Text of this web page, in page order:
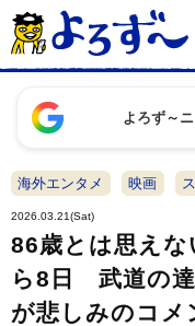
よろず～
海外エンタメ 映画
2026.03.21(Sat)
86歳とは思え
ら8日 武道の
が悲しみのコメ